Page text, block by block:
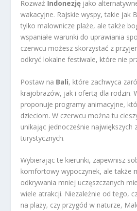
Rozważ Indonezję jako
wakacyjne. Rajskie wyspy, takie jak
tylko malownicze plaże, ale także
wspaniałe warunki do uprawiania
czerwcu możesz skorzystać z
odkryć lokalne festiwale, które nie
Postaw na Bali, które zachwyca
krajobrazów, jak i ofertą dla rodzin.
proponuje programy animacyjne,
dzieciom. W czerwcu można tu
unikając jednocześnie największych
turystycznych.
Wybierając te kierunki, zapewnisz
komfortowy wypoczynek, ale także
odkrywania mniej uczęszczanych
wiele atrakcji. Niezależnie od tego,
na plaży, czy przygód w naturze,